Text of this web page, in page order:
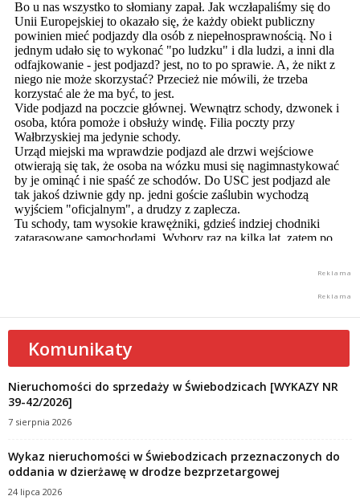
Komunikaty
Nieruchomości do sprzedaży w Świebodzicach [WYKAZY NR
39-42/2026]
7 sierpnia 2026
Wykaz nieruchomości w Świebodzicach przeznaczonych do
oddania w dzierżawę w drodze bezprzetargowej
24 lipca 2026